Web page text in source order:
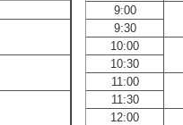
9:00
9:30
10:00
10:30
11:00
11:30
12:00